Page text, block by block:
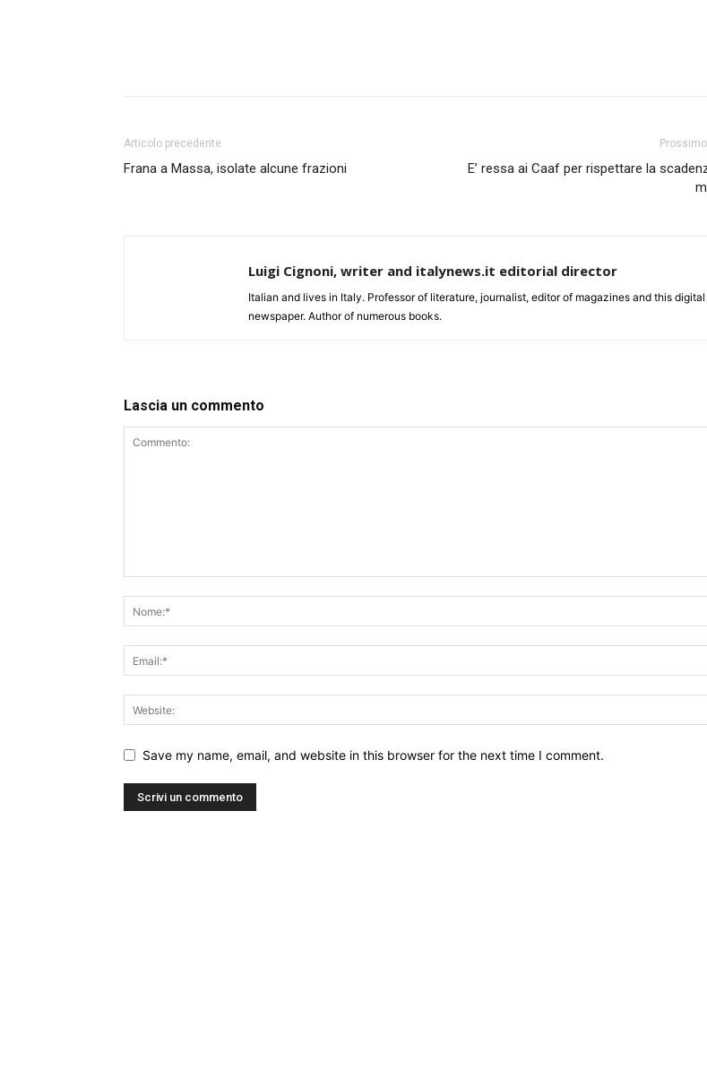
Articolo precedente
Frana a Massa, isolate alcune frazioni
E’ ressa ai Caaf per rispettare la
Luigi Cignoni, writer and italynews.it editorial director
Italian and lives in Italy. Professor of literature, journalist, editor of magazines and this digital
newspaper. Author of numerous books.
Lascia un commento
Save my name, email, and website in this browser for the next time I comment.